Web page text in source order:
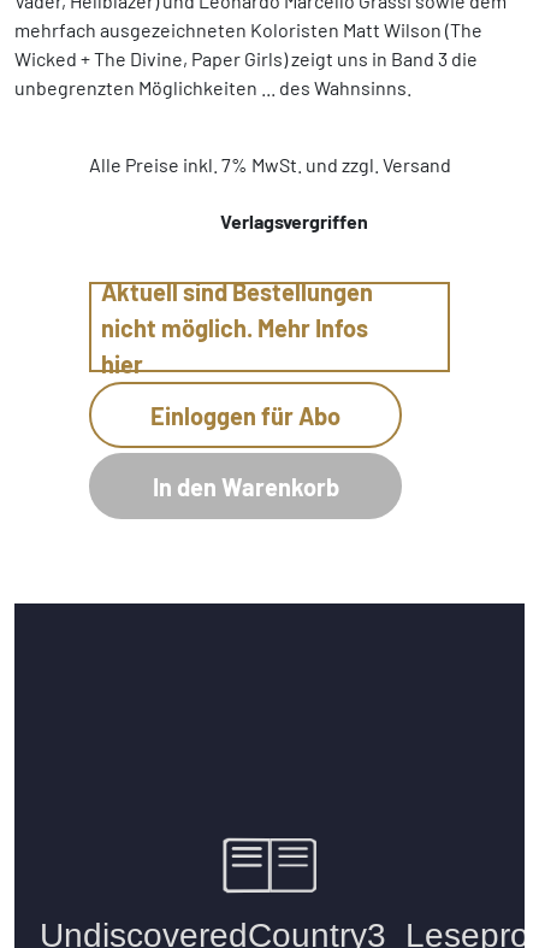
mehrfach ausgezeichneten Koloristen Matt Wilson (The
Wicked + The Divine, Paper Girls) zeigt uns in Band 3 die
unbegrenzten Möglichkeiten ... des Wahnsinns.
Alle Preise inkl. 7% MwSt. und zzgl. Versand
Verlagsvergriffen
Aktuell sind Bestellungen
nicht möglich. Mehr Infos
hier
Einloggen für Abo
In den Warenkorb